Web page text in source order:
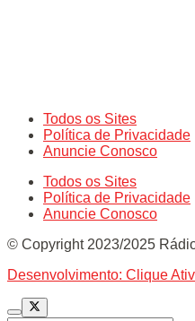
Todos os Sites
Política de Privacidade
Anuncie Conosco
Todos os Sites
Política de Privacidade
Anuncie Conosco
© Copyright 2023/2025
Desenvolvimento: Clique